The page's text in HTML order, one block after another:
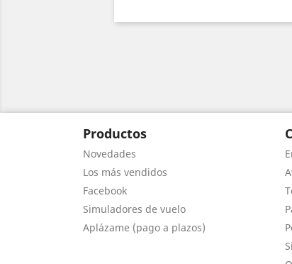
Productos
Novedades
Los más vendidos
Facebook
Simuladores de vuelo
Aplázame (pago a plazos)